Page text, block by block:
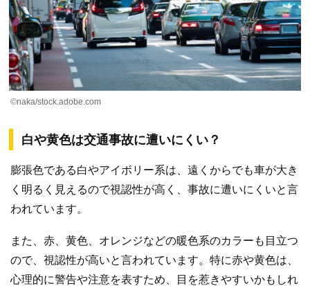
©naka/stock.adobe.com
白や黄色は交通事故に遭いにくい？
膨張色である白やアイボリー系は、遠くからでも車が大き
く明るく見えるので視認性が高く、事故に遭いにくいと言
われています。
また、赤、黄色、オレンジなどの暖色系のカラーも目立つ
ので、視認性が高いと言われています。特に赤や黄色は、
心理的に警告や注意を表すため、目を惹きやすいかもしれ